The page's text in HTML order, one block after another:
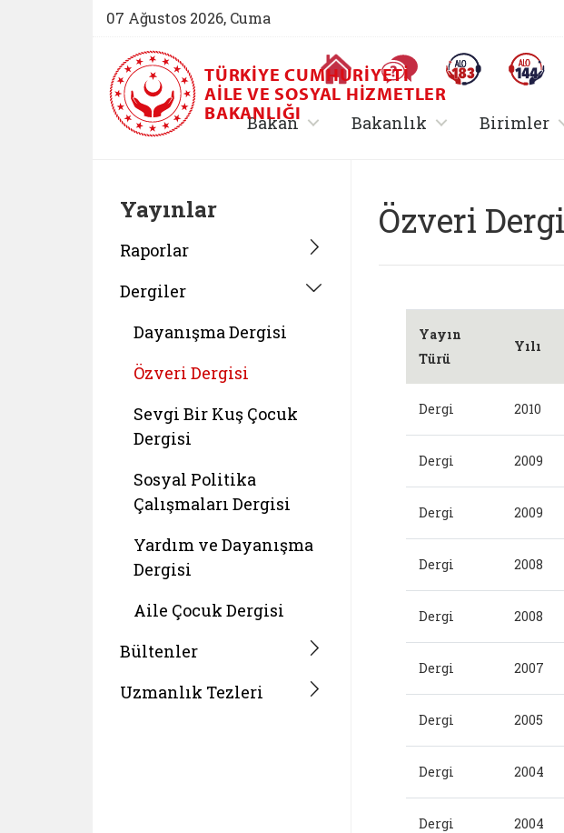
07 Ağustos 2026, Cuma
Ana Sayfa Sıkça Sorulan Sorular
Alo 183 (yeni
TÜRKIYE CUMHURIYETI
AILE VE SOSYAL HIZMETLER
BAKANLIĞI
Bakan, alt menü içerir
Bakanlık , alt menü içerir
Birimler,
Yayınlar
Raporlar
Dergiler
Dayanışma Dergisi
Özveri Dergisi
Sevgi Bir Kuş Çocuk
Dergisi
Sosyal Politika
Çalışmaları Dergisi
Yardım ve Dayanışma
Dergisi
Aile Çocuk Dergisi
Bültenler
Uzmanlık Tezleri
Özveri
Yayın
Türü
Yılı
Dergi 2010
Dergi 2009
Dergi 2009
Dergi 2008
Dergi 2008
Dergi 2007
Dergi 2005
Dergi 2004
Dergi 2004